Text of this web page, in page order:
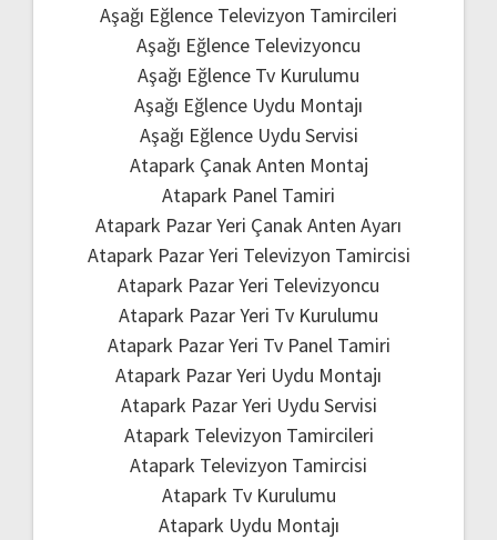
Aşağı Eğlence Televizyon Tamircileri
Aşağı Eğlence Televizyoncu
Aşağı Eğlence Tv Kurulumu
Aşağı Eğlence Uydu Montajı
Aşağı Eğlence Uydu Servisi
Atapark Çanak Anten Montaj
Atapark Panel Tamiri
Atapark Pazar Yeri Çanak Anten Ayarı
Atapark Pazar Yeri Televizyon Tamircisi
Atapark Pazar Yeri Televizyoncu
Atapark Pazar Yeri Tv Kurulumu
Atapark Pazar Yeri Tv Panel Tamiri
Atapark Pazar Yeri Uydu Montajı
Atapark Pazar Yeri Uydu Servisi
Atapark Televizyon Tamircileri
Atapark Televizyon Tamircisi
Atapark Tv Kurulumu
Atapark Uydu Montajı